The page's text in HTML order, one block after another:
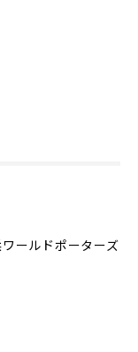
ールドポーターズ